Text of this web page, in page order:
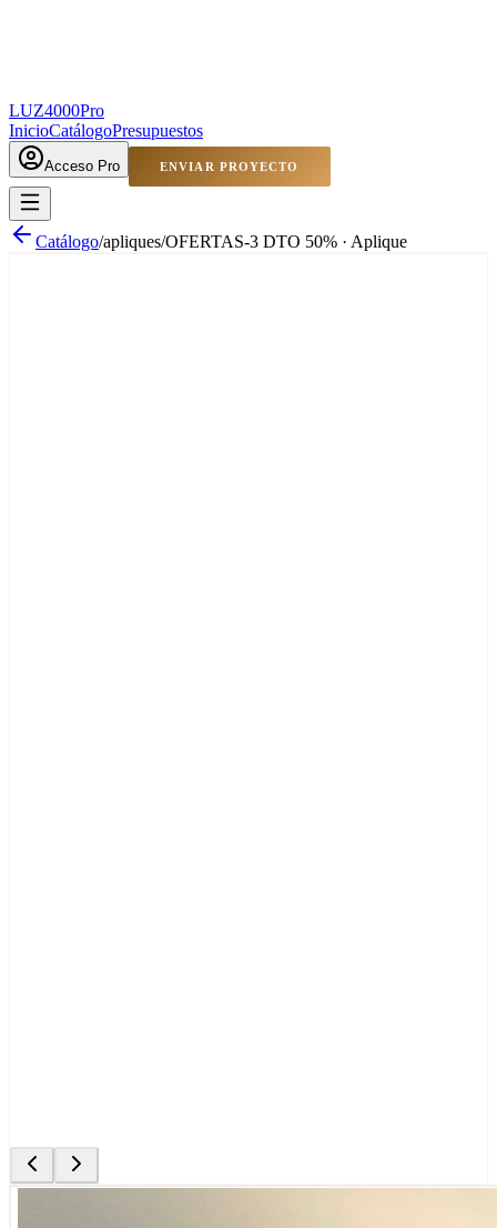
LUZ4000Pro
InicioCatálogoPresupuestos
Acceso Pro ENVIAR PROYECTO
Catálogo/apliques/OFERTAS-3 DTO 50% · Aplique